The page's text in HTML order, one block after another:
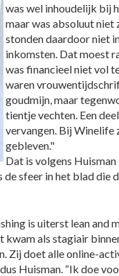
was wel inhoudelijk bij
maar was absoluut niet
stonden daardoor niet
inkomsten. Dat moest
was financieel niet vol
waren
goudmijn, maar
tientje vechten. Een
vervangen. Bij Winelife
gebleven."
Dat is volgens
sfeer in het blad die
is uiterst lean and
als stagiair
Zij doet alle online-
Huisman. “Ik doe